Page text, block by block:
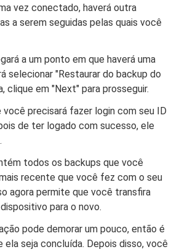
vez conectado, haverá outra
a serem seguidas pelas quais você
a um ponto em que haverá uma
selecionar "Restaurar do backup do
clique em "Next" para prosseguir.
você precisará fazer login com seu ID
de ter logado com sucesso, ele
todos os backups que você
recente que você fez com o seu
agora permite que você transfira
para o novo.
pode demorar um pouco, então é
ela seja concluída. Depois disso, você